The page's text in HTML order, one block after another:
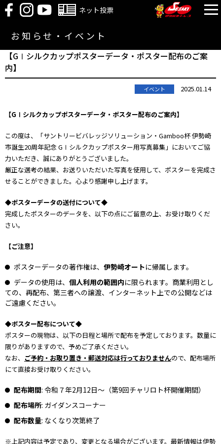
ネット投票
お知らせ・イベント
【GⅠシルクカップポスターデータ・ポスター配布のご案
内】
イベント 2025.01.14
【GⅠシルクカップポスターデータ・ポスター配布のご案内】
この度は、「サントリービバレッジソリューション・Gamboo杯 伊勢崎
市誕生20周年記念 GⅠシルクカップポスター用写真募集」においてご協
力いただき、誠にありがとうございました。
厳正な選考の結果、お送りいただいた写真を使用して、ポスターを完成さ
せることができました。心より感謝申し上げます。
◆ポスターデータの送付について◆
完成したポスターのデータを、以下の点にご留意の上、お受け取りくだ
さい。
【ご注意】
ポスターデータの著作権は、 伊勢崎オートに帰属します。
データの使用は、 個人利用の範囲内に限られます。商業利用とし
ての、再配布、第三者への譲渡、インターネット上での公開などは
ご遠慮ください。
◆ポスター配布について◆
ポスターの現物は、以下の日程と場所で配布を予定しております。数量に
限りがありますので、予めご了承ください。
なお、 ご予約・お取り置き・郵送対応は行っておりませんので、配布場所
にて直接お受け取りください。
配布期間: 令和７年2月12日～（第9回チャリロト杯開催期間）
配布場所: ガイダンスコーナー
配布数量: なくなり次第終了
※上記内容は予定であり、変更となる場合がございます。最新情報は伊勢